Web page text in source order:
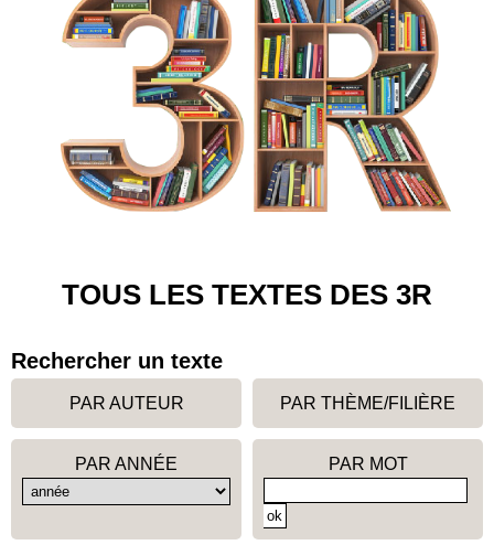
TOUS LES TEXTES DES 3R
Rechercher un texte
PAR AUTEUR PAR THÈME/FILIÈRE
PAR ANNÉE PAR MOT